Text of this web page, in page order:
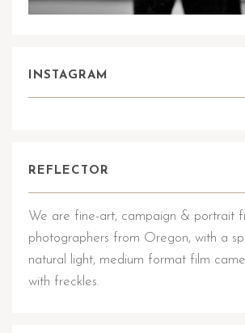
INSTAGRAM
REFLECTOR
We are fine-art, campaign & portrait
photographers from Oregon, with a
natural light, medium format film
with freckles.